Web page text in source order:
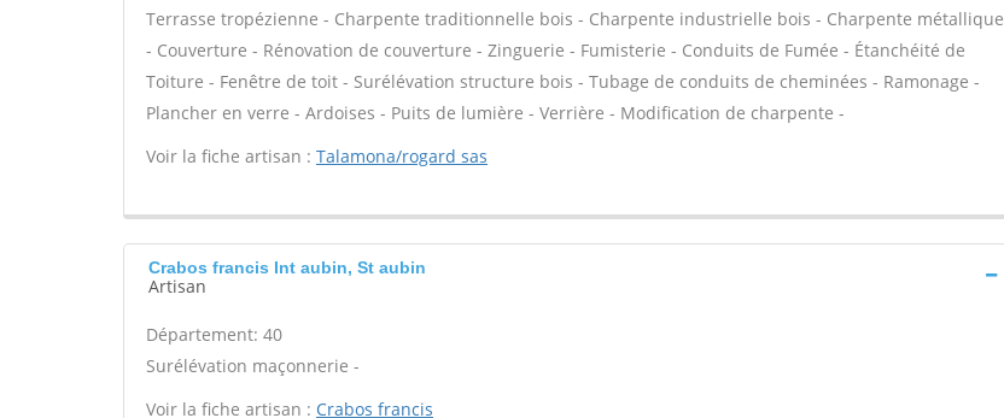
Terrasse tropézienne - Charpente traditionnelle bois - Charpente industrielle bois - Charpente métallique
- Couverture - Rénovation de couverture - Zinguerie - Fumisterie - Conduits de Fumée - Étanchéité de
Toiture - Fenêtre de toit - Surélévation structure bois - Tubage de conduits de cheminées - Ramonage -
Plancher en verre - Ardoises - Puits de lumière - Verrière - Modification de charpente -
Voir la fiche artisan : Talamona/rogard sas
Crabos francis Int aubin, St aubin
Artisan
Département: 40
Surélévation maçonnerie -
Voir la fiche artisan : Crabos francis